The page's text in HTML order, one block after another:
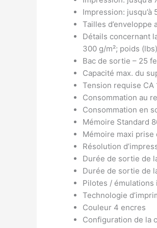
Impression: jusqu’à
Tailles d’enveloppe
Détails concernant
300 g/m²; poids
Bac de sortie – 25
Capacité max. du
Tension requise CA
Consommation au
Consommation en
Mémoire Standard
Mémoire maxi prise
Résolution
Durée de sortie de
Durée de sortie de
Pilotes / émulations
Technologie
Couleur 4 encres
Configuration de la